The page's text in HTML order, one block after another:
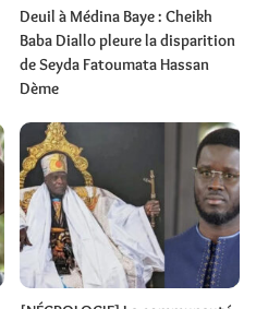
Deuil à Médina Baye : Cheikh
Baba Diallo pleure la disparition
de Seyda Fatoumata Hassan
Dème